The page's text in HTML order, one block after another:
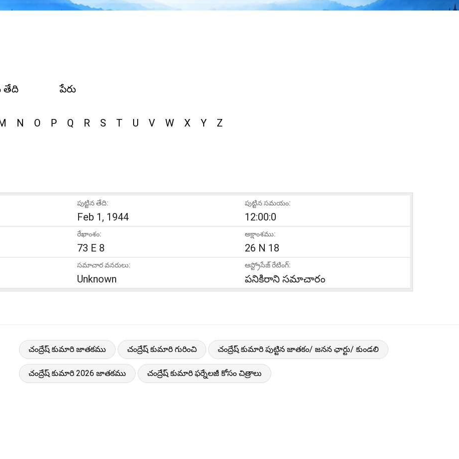
తేది పేరు
N O P Q R S T U V W X Y Z
పుట్టిన తేది:
Feb 1, 1944
పుట్టిన సమయం:
12:00:0
రేఖాంశం:
73 E 8
అక్షాంశము:
26 N 18
సమాచార వనరులు:
Unknown
ఆస్ట్రోసేజ్ రేటింగ్:
పనికిరాని సమాచారం
చంద్రేష్ కుమారి జాతకము చంద్రేష్ కుమారి గురించి చంద్రేష్ కుమారి పుట్టిన జాతకం/ జనన ఛార్టు/ కుండలి
చంద్రేష్ కుమారి 2026 జాతకము చంద్రేష్ కుమారి ఫర్నేలజీ కోసం చిత్రాలు